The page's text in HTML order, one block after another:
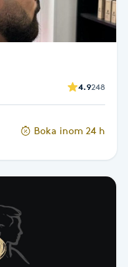
4.9248
Boka inom 24 h